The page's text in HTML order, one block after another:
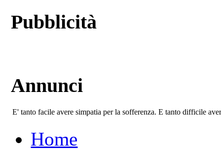
Pubblicità
Annunci
E' tanto facile avere simpatia per la sofferenza. E tanto difficile
Home